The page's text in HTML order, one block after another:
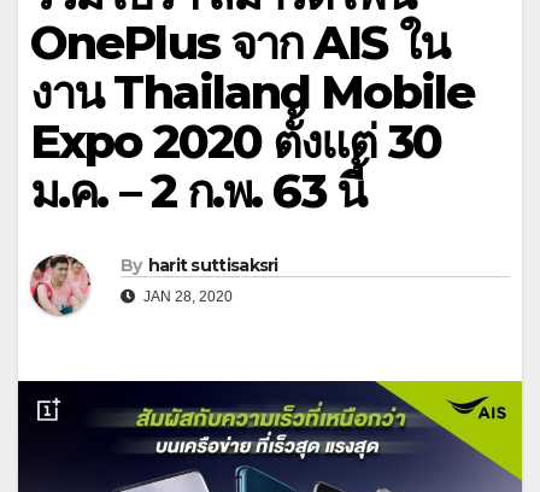
OnePlus จาก AIS ใน
งาน Thailand Mobile
Expo 2020 ตั้งแต่ 30
ม.ค. – 2 ก.พ. 63 นี้
By harit suttisaksri
JAN 28, 2020